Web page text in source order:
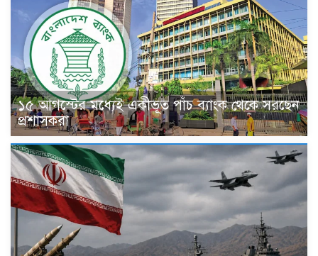
১৫ আগস্টের মধ্যেই একীভূত পাঁচ ব্যাংক থেকে সরছেন
প্রশাসকরা